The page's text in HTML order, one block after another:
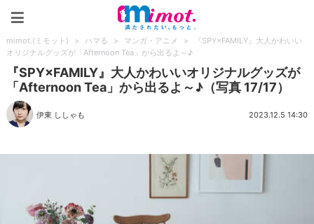
mimot.(ミモット) > ハマる > マンガ・アニメ >
『SPY×FAMILY』大人かわいい
オリジナルグッズが「Afternoon Tea」から出るよ～♪
『SPY×FAMILY』大人かわいいオリジナルグッズが
「Afternoon Tea」から出るよ～♪（写真 17/17）
伊東 ししゃも 2023.12.5 14:30